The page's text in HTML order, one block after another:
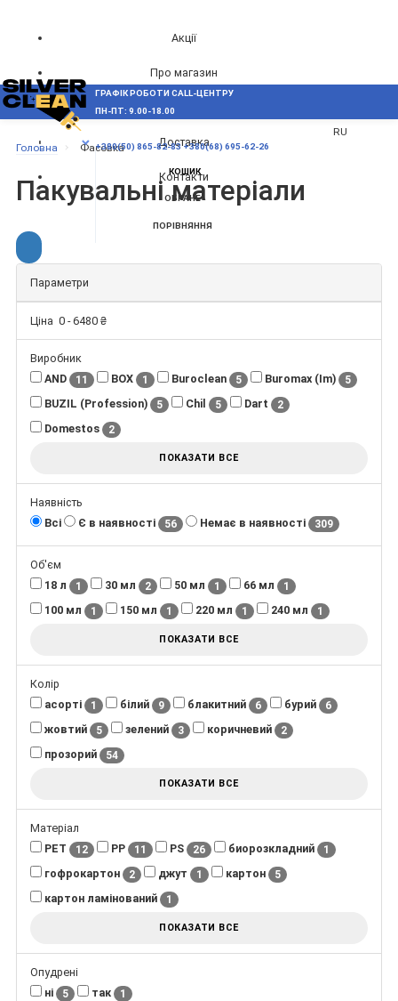
Акції
Про магазин
Блог
Доставка
Контакти
RU
МЕНЮ
ГРАФІК РОБОТИ CALL-ЦЕНТРУ
ПН-ПТ: 9.00-18.00
+380(50) 865-82-83 +380(68) 695-62-26
КОШИК
ОБРАНЕ
ПОРІВНЯННЯ
Головна Фасовка
Пакувальні матеріали
Параметри
Ціна 0 -6480 ₴
Виробник
AND
11 BOX 1 Buroclean 5 Buromax (Im) 5
BUZIL (Profession) 5 Chil 5 Dart 2
Domestos 2
ПОКАЗАТИ ВСЕ
Наявність
Всі
Є в наявності 56 Немає в наявності 309
Об'єм
18 л
1 30 мл 2 50 мл 1 66 мл 1
100 мл 1 150 мл 1 220 мл 1 240 мл 1
ПОКАЗАТИ ВСЕ
Колір
асорті
1 білий 9 блакитний 6 бурий 6
жовтий 5 зелений 3 коричневий 2
прозорий 54
ПОКАЗАТИ ВСЕ
Матеріал
PET
12 PP 11 PS 26 биорозкладний 1
гофрокартон 2 джут 1 картон 5
картон ламінований 1
ПОКАЗАТИ ВСЕ
Опудрені
ні
5 так 1